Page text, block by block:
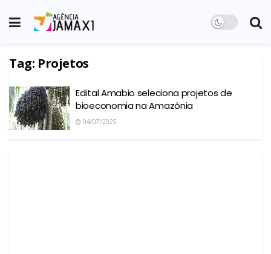
Tag: Projetos
Edital Amabio seleciona projetos de
bioeconomia na Amazônia
04/07/2025